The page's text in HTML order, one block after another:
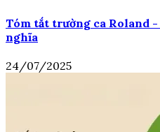
Tóm tắt trường ca Roland
nghĩa
24/07/2025